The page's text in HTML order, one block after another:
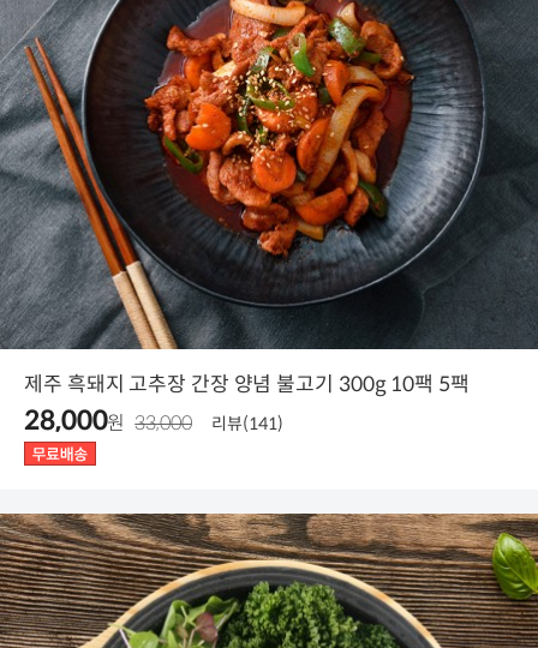
제주 흑돼지 고추장 간장 양념 불고기 300g 10팩 5팩
28,000원 33,000 리뷰(141)